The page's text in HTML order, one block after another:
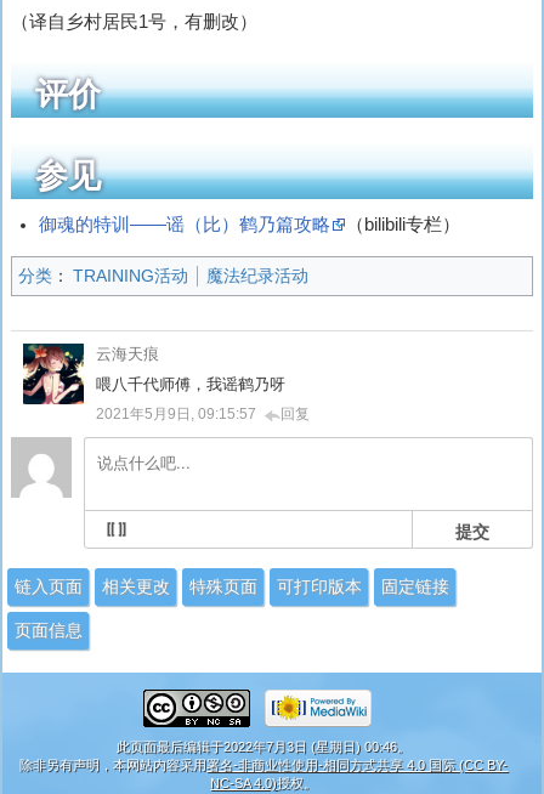
（译自乡村居民1号，有删改）
评价
参见
御魂的特训——谣（比）鹤乃篇攻略 （bilibili专栏）
分类： TRAINING活动 魔法纪录活动
云海天痕
喂八千代师傅，我谣鹤乃呀
2021年5月9日, 09:15:57 回复
提交
链入页面 相关更改 特殊页面 可打印版本 固定链接
页面信息
此页面最后编辑于2022年7月3日 (星期日) 00:46。
除非另有声明，本网站内容采用署名-非商业性使用-相同方式共享 4.0 国际 (CC BY-
NC-SA 4.0)授权。